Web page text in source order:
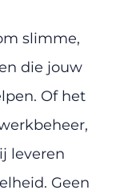
slimme,
die jouw
Of het
leveren
Geen